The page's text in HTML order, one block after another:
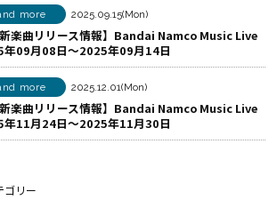
す
る
more 2025.09.15(Mon)
新楽曲リリース情報】Bandai Namco Music Live
年09月08日～2025年09月14日
more 2025.12.01(Mon)
新楽曲リリース情報】Bandai Namco Music Live
年11月24日～2025年11月30日
ゴリー